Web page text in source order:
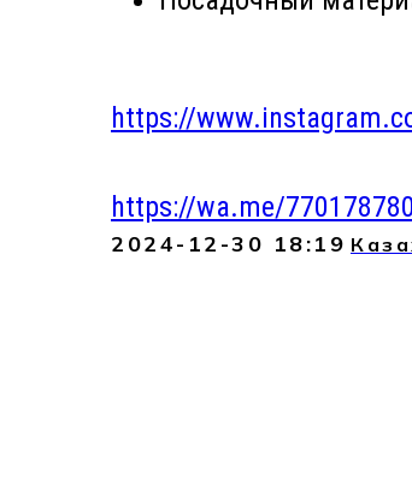
https://
https://wa.me/
2024-12-30 18:19